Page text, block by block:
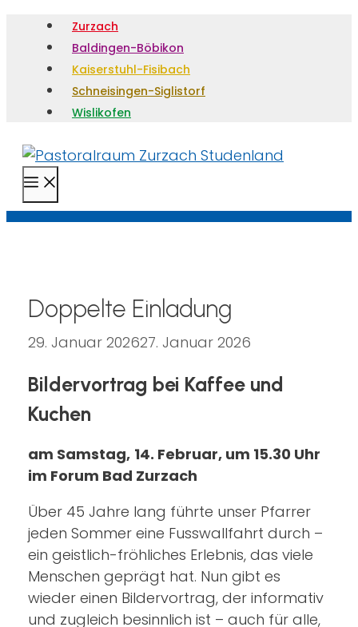
Zurzach
Baldingen-Böbikon
Kaiserstuhl-Fisibach
Schneisingen-Siglistorf
Wislikofen
Menü
Doppelte Einladung
29. Januar 202627. Januar 2026
Bildervortrag bei Kaffee und
Kuchen
am Samstag, 14. Februar, um 15.30 Uhr
im Forum Bad Zurzach
Über 45 Jahre lang führte unser Pfarrer
jeden Sommer eine Fusswallfahrt durch –
ein geistlich-fröhliches Erlebnis, das viele
Menschen geprägt hat. Nun gibt es
wieder einen Bildervortrag, der informativ
und zugleich besinnlich ist – auch für alle,